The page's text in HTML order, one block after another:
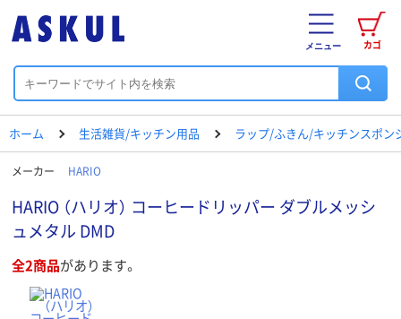
カゴ
メニュー
ホーム 生活雑貨/キッチン用品 ラップ/ふきん/キッチンスポン
メーカー HARIO
HARIO （ハリオ） コーヒードリッパー ダブルメッシ
ュメタル DMD
全2商品があります。